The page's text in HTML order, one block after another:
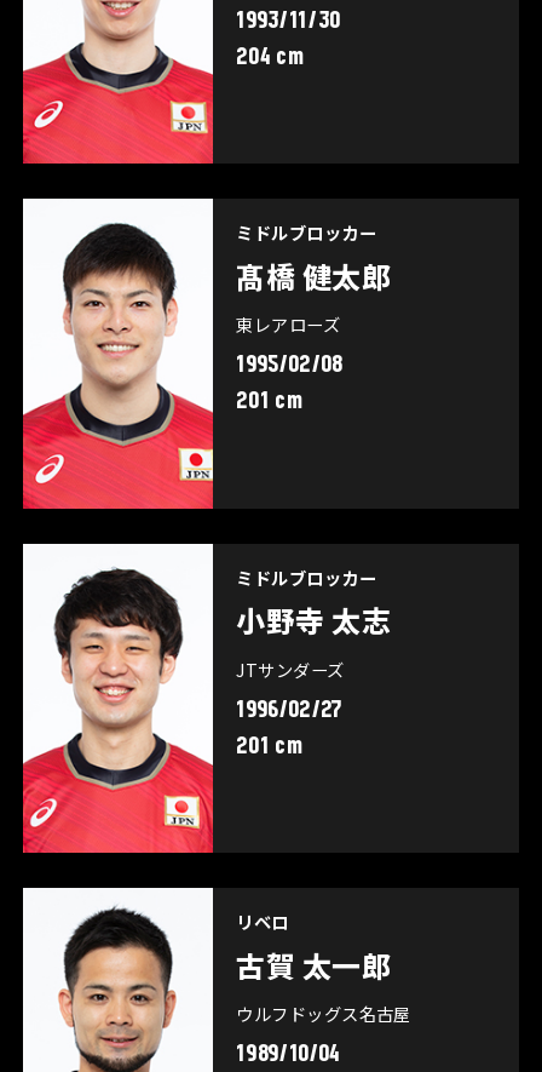
1993/11/30
204 cm
ミドルブロッカー
髙橋 健太郎
東レアローズ
1995/02/08
201 cm
ミドルブロッカー
小野寺 太志
JTサンダーズ
1996/02/27
201 cm
リベロ
古賀 太一郎
ウルフドッグス名古屋
1989/10/04